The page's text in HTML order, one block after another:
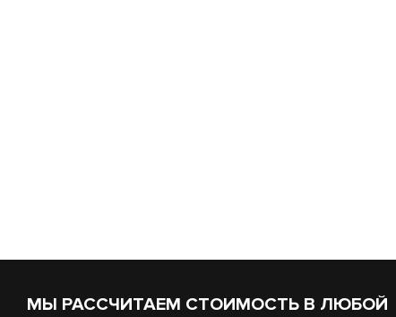
МЫ РАССЧИТАЕМ СТОИМОСТЬ В ЛЮБОЙ